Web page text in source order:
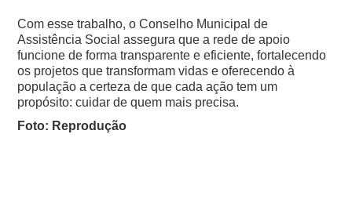
Com esse trabalho, o Conselho Municipal de
Assistência Social assegura que a rede de apoio
funcione de forma transparente e eficiente, fortalecendo
os projetos que transformam vidas e oferecendo à
população a certeza de que cada ação tem um
propósito: cuidar de quem mais precisa.
Foto: Reprodução